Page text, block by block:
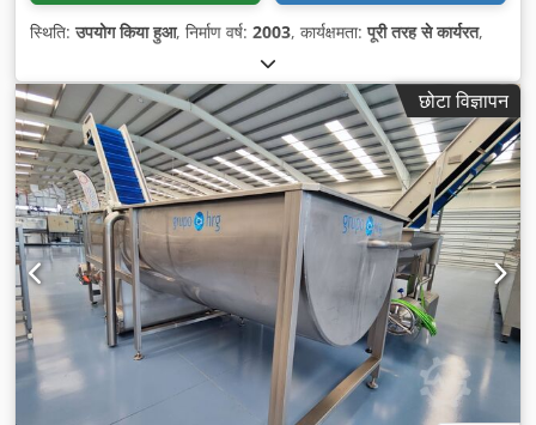
स्थिति:उपयोग किया हुआ, निर्माण वर्ष: 2003, कार्यक्षमता:पूरी तरह से कार्यरत,
छोटा विज्ञापन